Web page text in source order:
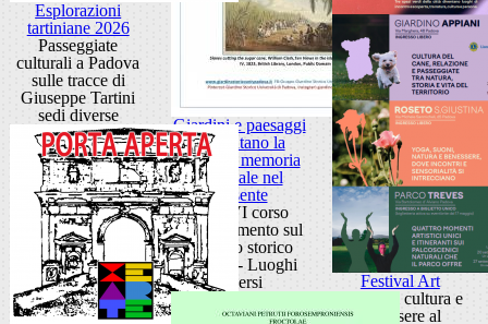
Giardini e paesaggi
raccontano la
storia: la memoria
coloniale nel
presente
XXXVI corso
aggiornamento sul
giardino storico
Padova - Luoghi
diversi
Esplorazioni
tartiniane 2026
Passeggiate
culturali a Padova
sulle tracce di
Giuseppe Tartini
sedi diverse
Festival Art
Eventi di cultura e
benessere al